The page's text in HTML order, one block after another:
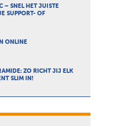
– SNEL HET JUISTE
SUPPORT- OF
ONLINE
ZO RICHT JIJ ELK
SLIM IN!